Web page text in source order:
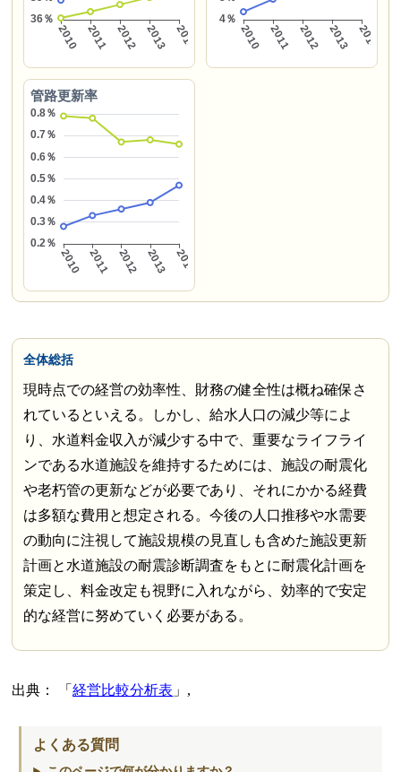
管路更新率
全体総括
現時点での経営の効率性、財務の健全性は概ね確保さ
れているといえる。しかし、給水人口の減少等によ
り、水道料金収入が減少する中で、重要なライフライ
ンである水道施設を維持するためには、施設の耐震化
や老朽管の更新などが必要であり、それにかかる経費
は多額な費用と想定される。今後の人口推移や水需要
の動向に注視して施設規模の見直しも含めた施設更新
計画と水道施設の耐震診断調査をもとに耐震化計画を
策定し、料金改定も視野に入れながら、効率的で安定
的な経営に努めていく必要がある。
出典： 経営比較分析表 ,
よくある質問